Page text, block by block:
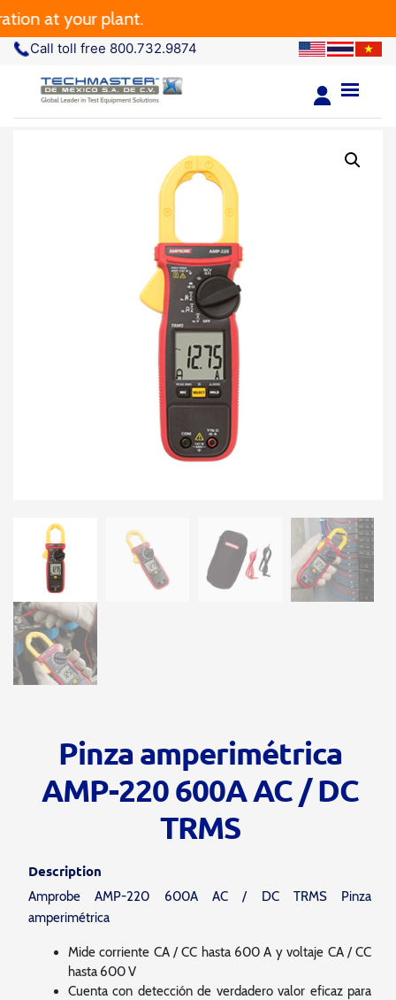
at your plant.
Call toll free 800.732.9874
Pinza amperimétrica
AMP-220 600A AC / DC
TRMS
Description
Amprobe AMP-220 600A AC / DC TRMS Pinza
amperimétrica
Mide corriente CA / CC hasta 600 A y voltaje CA / CC
hasta 600 V
Cuenta con detección de verdadero valor eficaz para